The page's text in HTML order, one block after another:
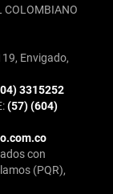
COLOMBIANO
Envigado,
3315252
(57) (604)
con
(PQR),